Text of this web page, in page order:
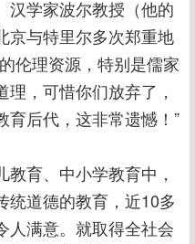
汉学家波尔教授（他的
京与特里尔多次郑重地
伦理资源，特别是儒家
，可惜你们放弃了，
后代，这非常遗憾！”
育、中小学教育中，
统道德的教育，近10多
人满意。就取得全社会